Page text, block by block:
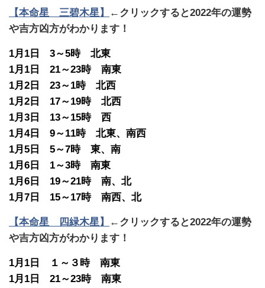
【本命星 三碧木星】
←クリックすると2022年の運勢
や吉方凶方がわかります！
1月1日 3～5時 北東
1月1日 21～23時 南東
1月2日 23～1時 北西
1月2日 17～19時 北西
1月3日 13～15時 西
1月4日 9～11時 北東、南西
1月5日 5～7時 東、南
1月6日 1～3時 南東
1月6日 19～21時 南、北
1月7日 15～17時 南西、北
【本命星 四緑木星】
←クリックすると2022年の運勢
や吉方凶方がわかります！
1月1日 １～３時 南東
1月1日 21～23時 南東